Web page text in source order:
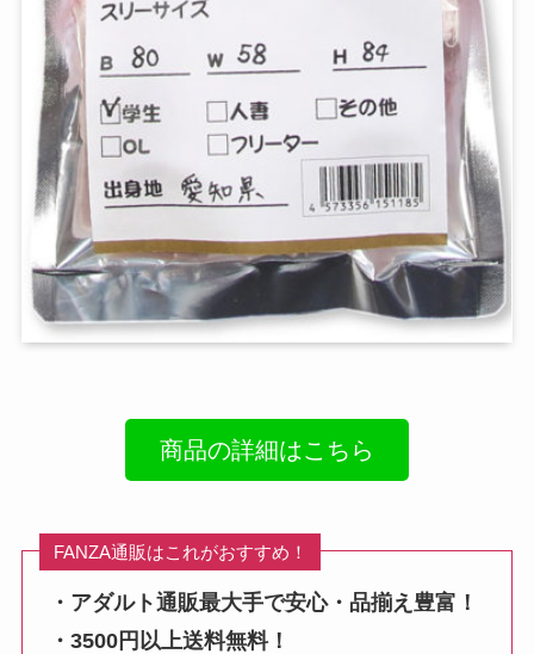
商品の詳細はこちら
FANZA通販はこれがおすすめ！
・アダルト通販最大手で安心・品揃え豊富！
・3500円以上送料無料！